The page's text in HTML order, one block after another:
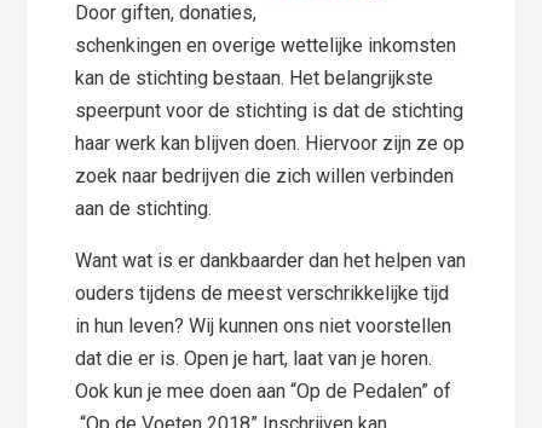
Door giften, donaties,
schenkingen en overige wettelijke inkomsten
kan de stichting bestaan. Het belangrijkste
speerpunt voor de stichting is dat de stichting
haar werk kan blijven doen. Hiervoor zijn ze op
zoek naar bedrijven die zich willen verbinden
aan de stichting.
Want wat is er dankbaarder dan het helpen van
ouders tijdens de meest verschrikkelijke tijd
in hun leven? Wij kunnen ons niet voorstellen
dat die er is. Open je hart, laat van je horen.
Ook kun je mee doen aan “Op de Pedalen” of